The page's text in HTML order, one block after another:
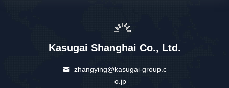
Kasugai Shanghai Co., Ltd.
zhangying@kasugai-group.c
o.jp